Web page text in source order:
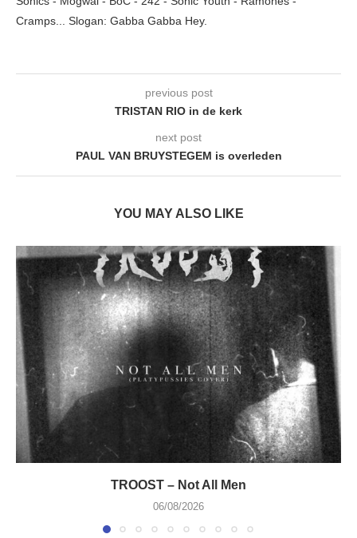
Cramps... Slogan: Gabba Gabba Hey.
previous post
TRISTAN RIO in de kerk
next post
PAUL VAN BRUYSTEGEM is overleden
YOU MAY ALSO LIKE
TROOST – Not All Men
06/08/2026